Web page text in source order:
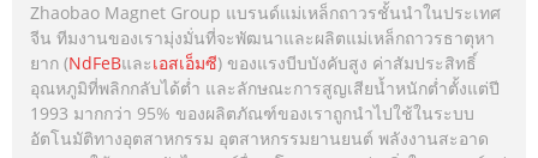
Zhaobao Magnet Group แบรนด์แม่เหล็กถาวรชั้นนำในประเทศ
จีน ทีมงานของเรามุ่งมั่นที่จะพัฒนาและผลิตแม่เหล็กถาวรธาตุหา
ยาก (NdFeBและเอสเอ็มซี) ของแรงบีบบังคับสูง ค่าสัมประสิทธิ์
อุณหภูมิที่พลิกกลับได้ต่ำ และลักษณะการสูญเสียน้ำหนักต่ำตั้งแต่ปี
1993 มากกว่า 95% ของผลิตภัณฑ์ของเราถูกนำไปใช้ในระบบ
อัตโนมัติทางอุตสาหกรรม อุตสาหกรรมยานยนต์ พลังงานสะอาด